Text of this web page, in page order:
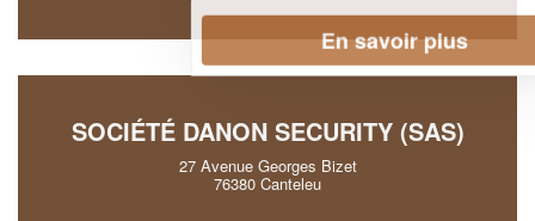
SOCIÉTÉ DANON SECURITY (SAS)
27 Avenue Georges Bizet
76380 Canteleu
En savoir plus